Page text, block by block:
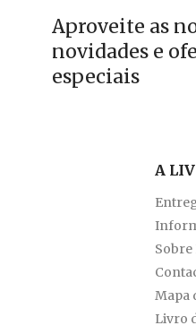
Aproveite as
novidades e
especiais
A
Sobre
Mapa
Livro